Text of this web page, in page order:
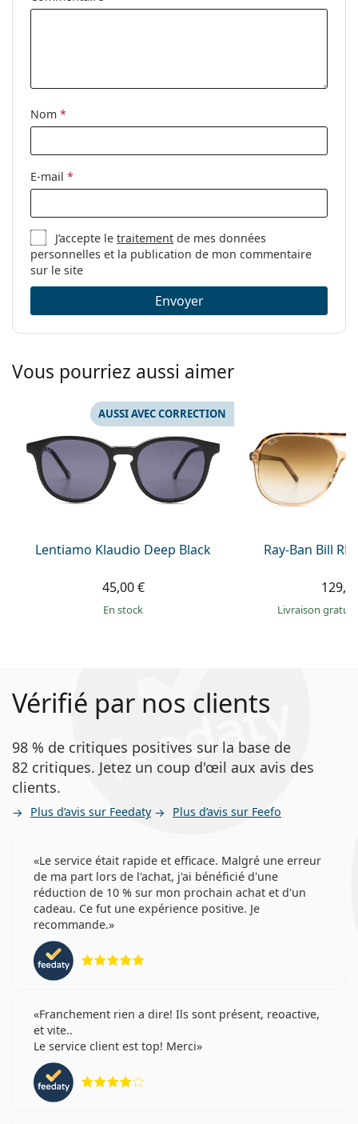
Nom *
E-mail *
J’accepte letraitement de mes données
personnelles et la publication de mon commentaire
sur le site
Envoyer
Vous pourriez aussi aimer
Lentiamo Klaudio Deep Black
AUSSI AVEC CORRECTION
45,00 €
en stock
Ray-Ban Bill
Livraison
Vérifié par nos clients
98 % de critiques positives sur la base de
82 critiques. Jetez un coup d'œil aux avis des
clients.
Plus d’avis sur Feedaty Plus d’avis sur Feefo
Le service était rapide et efficace. Malgré une erreur
de ma part lors de l'achat, j'ai bénéficié d'une
réduction de 10 % sur mon prochain achat et d'un
cadeau. Ce fut une expérience positive. Je
recommande.
Franchement rien a dire! Ils sont présent, reoactive,
et vite..
Le service client est top! Merci